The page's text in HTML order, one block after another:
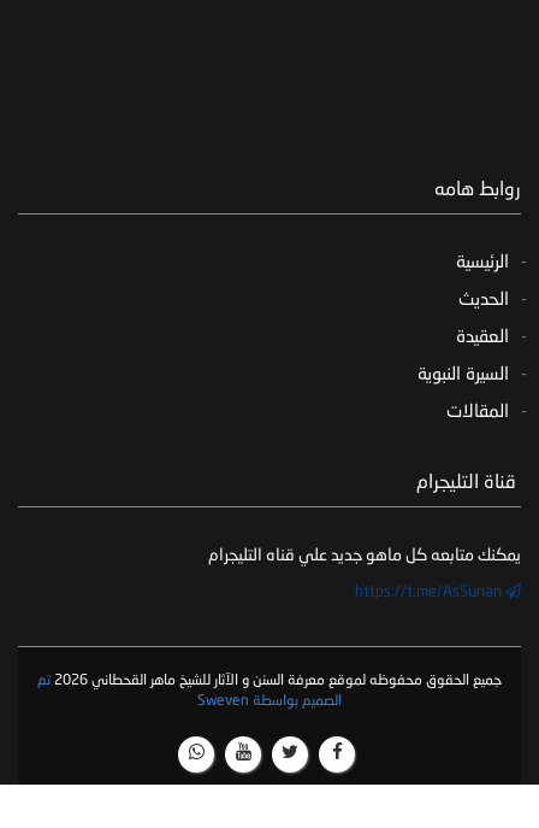
روابط هامه
الرئيسية
الحديث
العقيدة
السيرة النبوية
المقالات
‏ قناة التليجرام
يمكنك متابعه كل ماهو جديد علي قناه التليجرام
جميع الحقوق محفوظه لموقع معرفة السنن و الآثار للشيخ ماهر القحطاني 2026
تم
الصميم بواسطة Sweven